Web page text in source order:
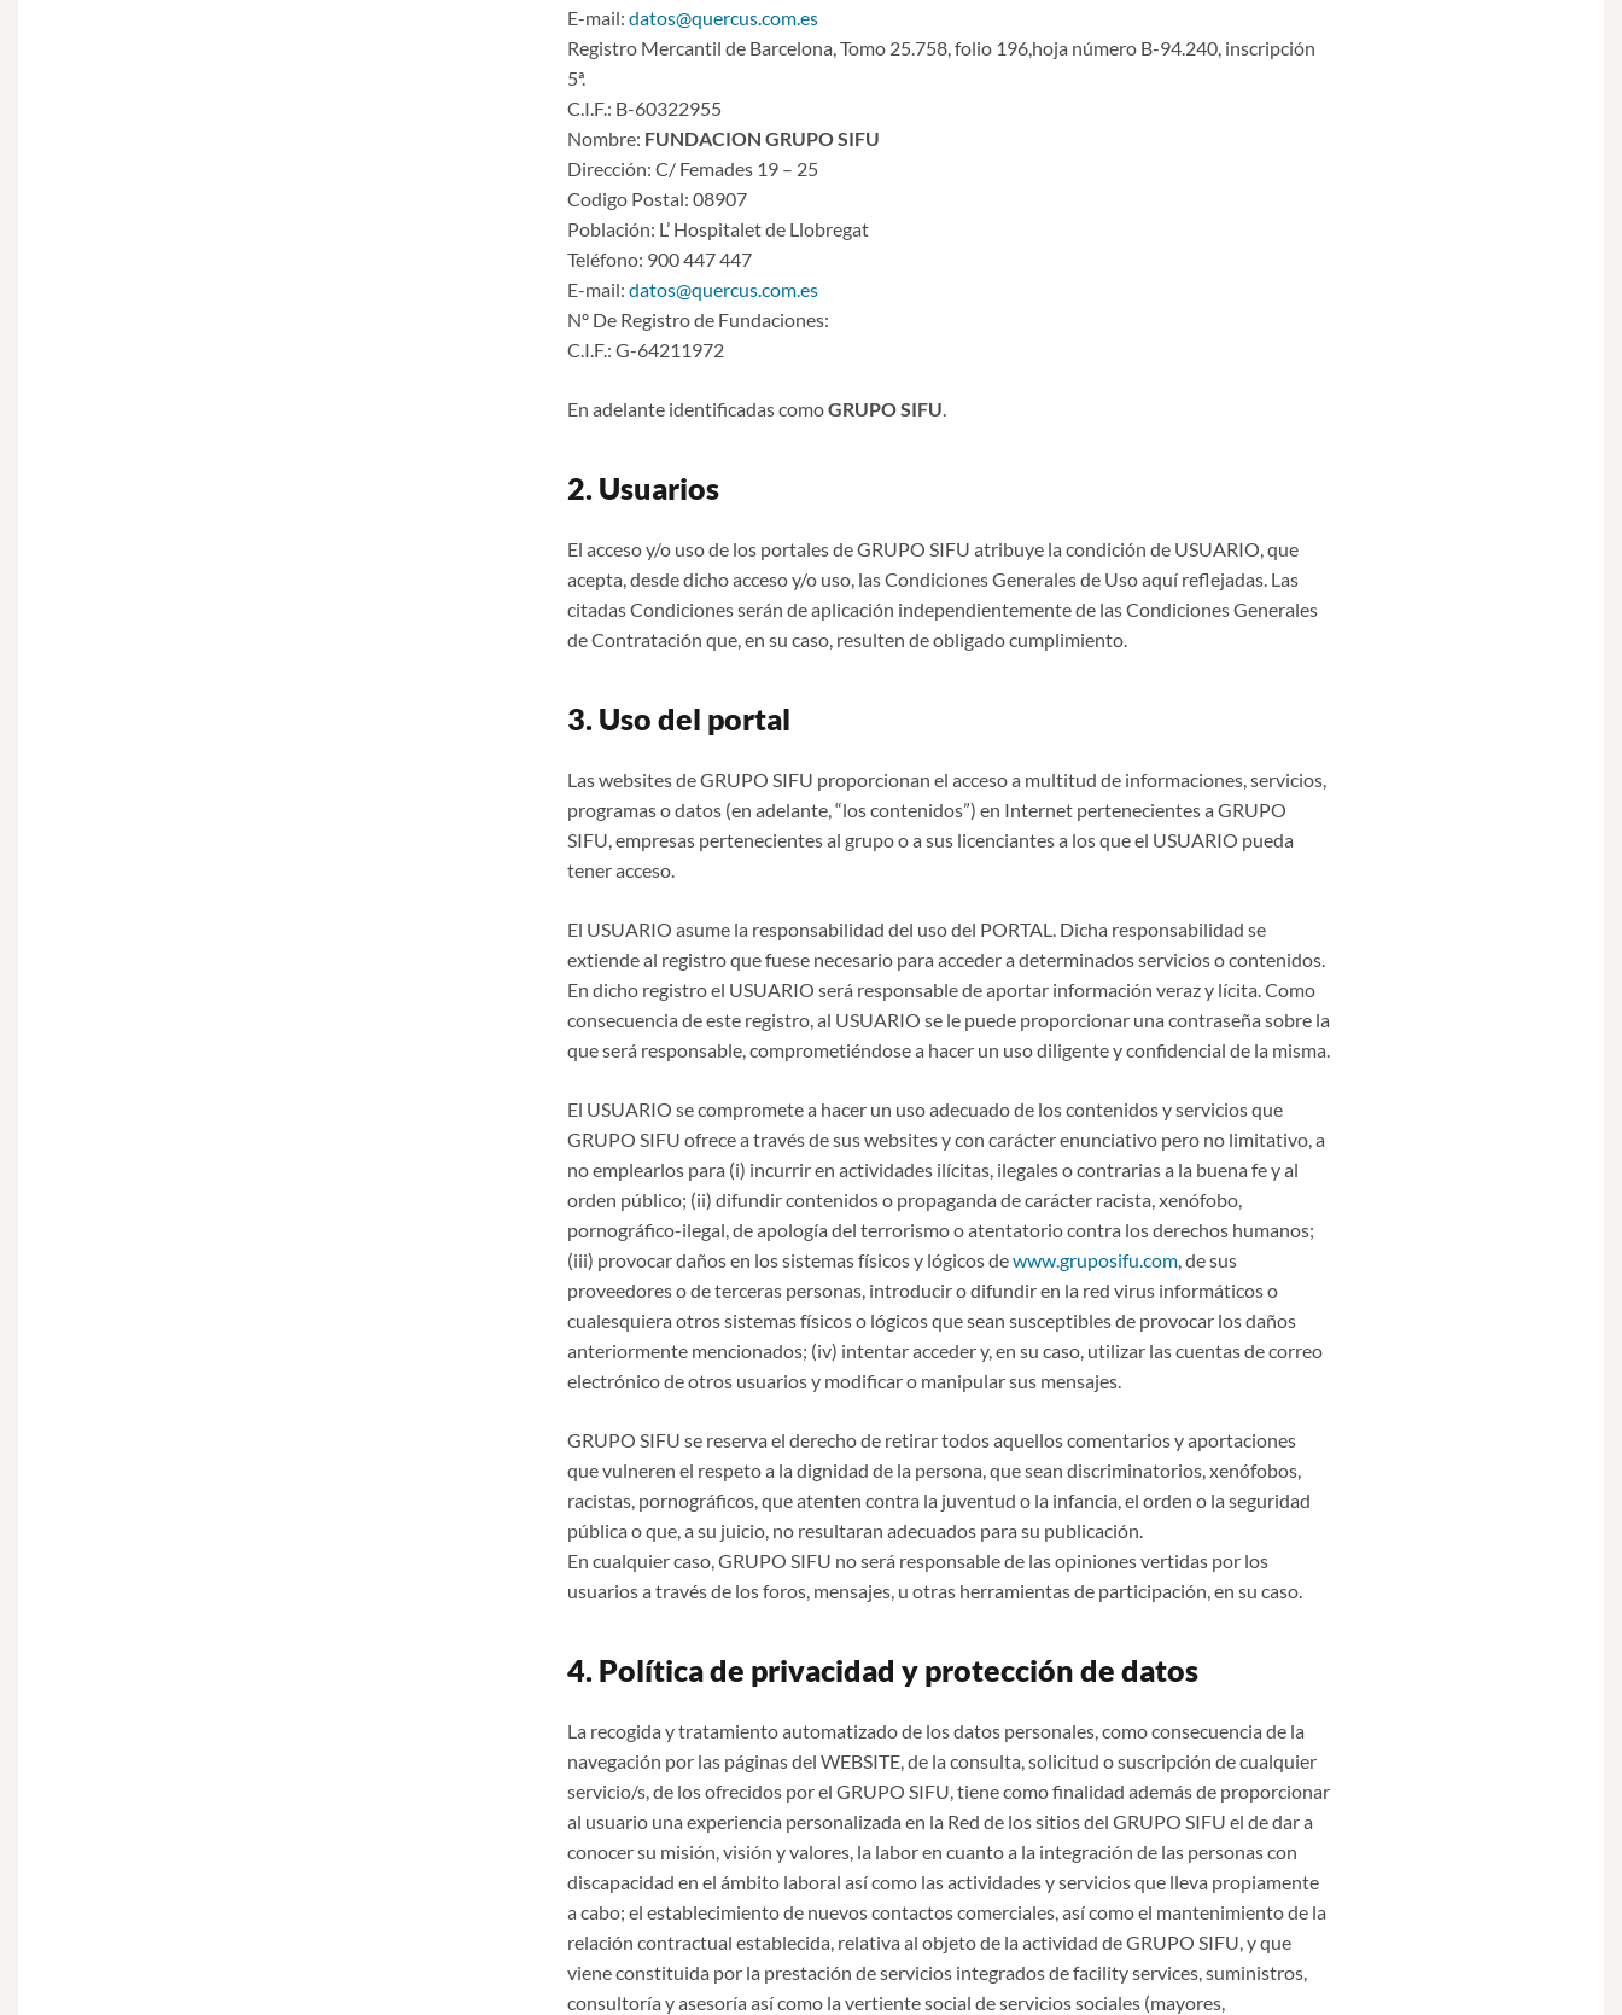
E-mail: datos@quercus.com.es
Registro Mercantil de Barcelona, Tomo 25.758, folio 196,hoja número B-94.240, inscripción
5ª.
C.I.F.: B-60322955
Nombre: FUNDACION GRUPO SIFU
Dirección: C/ Femades 19 – 25
Codigo Postal: 08907
Población: L’ Hospitalet de Llobregat
Teléfono: 900 447 447
E-mail: datos@quercus.com.es
Nº De Registro de Fundaciones:
C.I.F.: G-64211972
En adelante identificadas comoGRUPO SIFU.
2. Usuarios
El acceso y/o uso de los portales de GRUPO SIFU atribuye la condición de USUARIO, que
acepta, desde dicho acceso y/o uso, las Condiciones Generales de Uso aquí reflejadas. Las
citadas Condiciones serán de aplicación independientemente de las Condiciones Generales
de Contratación que, en su caso, resulten de obligado cumplimiento.
3. Uso del portal
Las websites de GRUPO SIFU proporcionan el acceso a multitud de informaciones, servicios,
programas o datos (en adelante, “los contenidos”) en Internet pertenecientes a GRUPO
SIFU, empresas pertenecientes al grupo o a sus licenciantes a los que el USUARIO pueda
tener acceso.
El USUARIO asume la responsabilidad del uso del PORTAL. Dicha responsabilidad se
extiende al registro que fuese necesario para acceder a determinados servicios o contenidos.
En dicho registro el USUARIO será responsable de aportar información veraz y lícita. Como
consecuencia de este registro, al USUARIO se le puede proporcionar una contraseña sobre la
que será responsable, comprometiéndose a hacer un uso diligente y confidencial de la misma.
El USUARIO se compromete a hacer un uso adecuado de los contenidos y servicios que
GRUPO SIFU ofrece a través de sus websites y con carácter enunciativo pero no limitativo, a
no emplearlos para (i) incurrir en actividades ilícitas, ilegales o contrarias a la buena fe y al
orden público; (ii) difundir contenidos o propaganda de carácter racista, xenófobo,
pornográfico-ilegal, de apología del terrorismo o atentatorio contra los derechos humanos;
(iii) provocar daños en los sistemas físicos y lógicos dewww.gruposifu.com, de sus
proveedores o de terceras personas, introducir o difundir en la red virus informáticos o
cualesquiera otros sistemas físicos o lógicos que sean susceptibles de provocar los daños
anteriormente mencionados; (iv) intentar acceder y, en su caso, utilizar las cuentas de correo
electrónico de otros usuarios y modificar o manipular sus mensajes.
GRUPO SIFU se reserva el derecho de retirar todos aquellos comentarios y aportaciones
que vulneren el respeto a la dignidad de la persona, que sean discriminatorios, xenófobos,
racistas, pornográficos, que atenten contra la juventud o la infancia, el orden o la seguridad
pública o que, a su juicio, no resultaran adecuados para su publicación.
En cualquier caso, GRUPO SIFU no será responsable de las opiniones vertidas por los
usuarios a través de los foros, mensajes, u otras herramientas de participación, en su caso.
4. Política de privacidad y protección de datos
La recogida y tratamiento automatizado de los datos personales, como consecuencia de la
navegación por las páginas del WEBSITE, de la consulta, solicitud o suscripción de cualquier
servicio/s, de los ofrecidos por el GRUPO SIFU, tiene como finalidad además de proporcionar
al usuario una experiencia personalizada en la Red de los sitios del GRUPO SIFU el de dar a
conocer su misión, visión y valores, la labor en cuanto a la integración de las personas con
discapacidad en el ámbito laboral así como las actividades y servicios que lleva propiamente
a cabo; el establecimiento de nuevos contactos comerciales, así como el mantenimiento de la
relación contractual establecida, relativa al objeto de la actividad de GRUPO SIFU, y que
viene constituida por la prestación de servicios integrados de facility services, suministros,
consultoría y asesoría así como la vertiente social de servicios sociales (mayores,